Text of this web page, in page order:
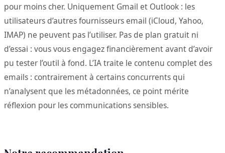
pour moins cher. Uniquement Gmail et Outlook : les
utilisateurs d’autres fournisseurs email (iCloud, Yahoo,
IMAP) ne peuvent pas l’utiliser. Pas de plan gratuit ni
d’essai : vous vous engagez financièrement avant d’avoir
pu tester l’outil à fond. L’IA traite le contenu complet des
emails : contrairement à certains concurrents qui
n’analysent que les métadonnées, ce point mérite
réflexion pour les communications sensibles.